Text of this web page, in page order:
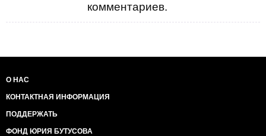
комментариев.
О НАС
КОНТАКТНАЯ ИНФОРМАЦИЯ
ПОДДЕРЖАТЬ
ФОНД ЮРИЯ БУТУСОВА